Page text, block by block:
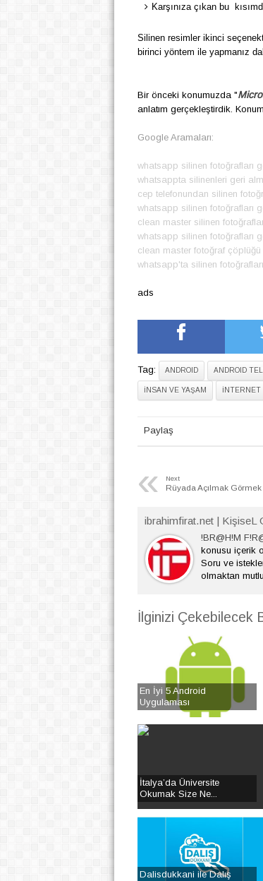
Karşınıza çıkan bu
Silinen resimler ikinci
birinci yöntem ile yapmanız
Bir önceki konumuzda "
anlatım gerçekleştirdik.
Google Aramaları:
whatsapp silinen fotoğrafları
whatsappta silinenleri geri
cep telefonundan silinen
whatsapp silinen fotoğrafları
clean master silinen
whatsapp silinen fotoğrafları
clean master fotoğraf çöplüğü
whatsapp'ta silinen
ads
Tag: ANDROID ANDROID
İNSAN VE YAŞAM İNTERNET
Paylaş
« Next
Rüyada Açılmak Görmek
ibrahimfirat.net | KişiseL
!BR@H!M
konusu içerik
Soru ve
olmaktan
İlginizi Çekebilecek
En İyi 5 Android
Uygulaması
İtalya’da Üniversite
Okumak Size Ne...
Dalisdukkani ile Dalış